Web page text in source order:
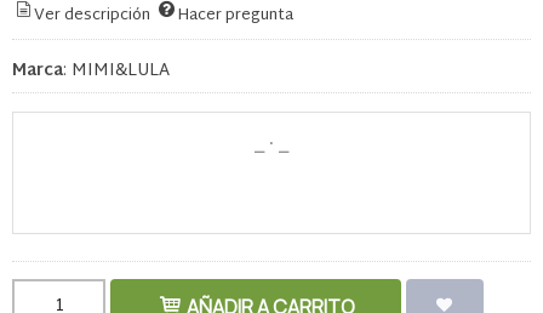
Ver descripción Hacer pregunta
Marca: MIMI&LULA
AÑADIR A CARRITO